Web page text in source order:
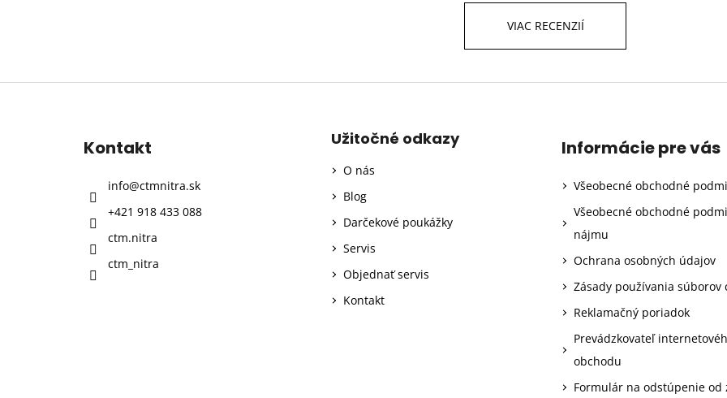
VIAC RECENZIÍ
Kontakt
info@ctmnitra.sk
+421 918 433 088
ctm.nitra
ctm_nitra
Užitočné odkazy
O nás
Blog
Darčekové poukážky
Servis
Objednať servis
Kontakt
Informácie pre vás
Všeobecné obchodné
Všeobecné obchodné
nájmu
Ochrana osobných údajov
Zásady používania súborov
Reklamačný poriadok
Prevádzkovateľ
obchodu
Formulár na odstúpenie od